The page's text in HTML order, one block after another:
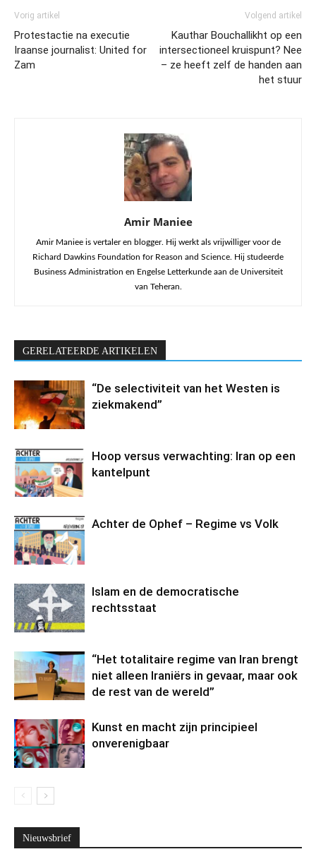
Vorig artikel
Protestactie na executie
Iraanse journalist: United for
Zam
Volgend artikel
Kauthar Bouchallikht op een
intersectioneel kruispunt? Nee
– ze heeft zelf de handen aan
het stuur
Amir Maniee
Amir Maniee is vertaler en blogger. Hij werkt als vrijwilliger voor de
Richard Dawkins Foundation for Reason and Science. Hij studeerde
Business Administration en Engelse Letterkunde aan de Universiteit
van Teheran.
GERELATEERDE ARTIKELEN
“De selectiviteit van het Westen is
ziekmakend”
Hoop versus verwachting: Iran op een
kantelpunt
Achter de Ophef – Regime vs Volk
Islam en de democratische
rechtsstaat
“Het totalitaire regime van Iran brengt
niet alleen Iraniërs in gevaar, maar ook
de rest van de wereld”
Kunst en macht zijn principieel
onverenigbaar
Nieuwsbrief